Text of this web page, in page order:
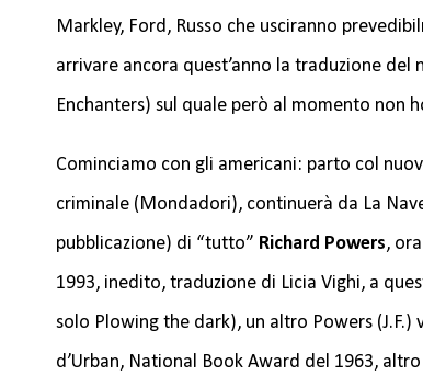
Markley, Ford, Russo che usciranno
arrivare ancora quest’anno la traduzione del
Enchanters) sul quale però al momento non
Cominciamo con gli americani: parto col
criminale (Mondadori), continuerà da La
pubblicazione) di “tutto” Richard Powers,
1993, inedito, traduzione di Licia Vighi, a
solo Plowing the dark), un altro Powers
d’Urban, National Book Award del 1963,